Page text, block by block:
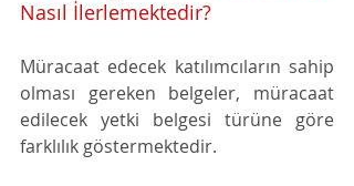
Nasıl İlerlemektedir?
Müracaat edecek katılımcıların sahip
olması gereken belgeler, müracaat
edilecek yetki belgesi türüne göre
farklılık göstermektedir.